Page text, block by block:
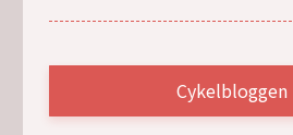
Cykelbloggen